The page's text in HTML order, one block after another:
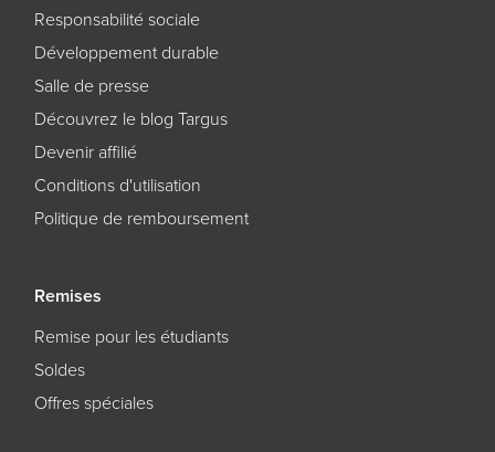
Responsabilité sociale
Développement durable
Salle de presse
Découvrez le blog Targus
Devenir affilié
Conditions d'utilisation
Politique de remboursement
Remises
Remise pour les étudiants
Soldes
Offres spéciales